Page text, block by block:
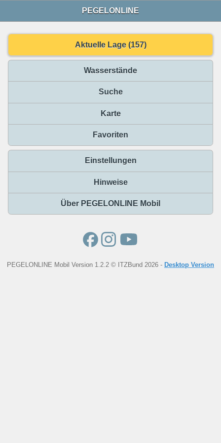
PEGELONLINE
Aktuelle Lage (157)
Wasserstände
Suche
Karte
Favoriten
Einstellungen
Hinweise
Über PEGELONLINE Mobil
PEGELONLINE Mobil Version 1.2.2 © ITZBund 2026 - Desktop Version